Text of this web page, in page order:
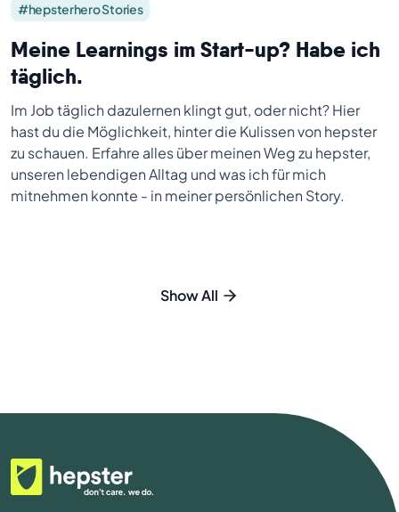
#hepsterhero Stories
Meine Learnings im Start-up? Habe ich
täglich.
Im Job täglich dazulernen klingt gut, oder nicht? Hier
hast du die Möglichkeit, hinter die Kulissen von hepster
zu schauen. Erfahre alles über meinen Weg zu hepster,
unseren lebendigen Alltag und was ich für mich
mitnehmen konnte - in meiner persönlichen Story.
Show All